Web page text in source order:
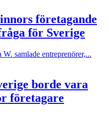
företagande
för Sverige
samlade entreprenörer,...
borde vara
företagare